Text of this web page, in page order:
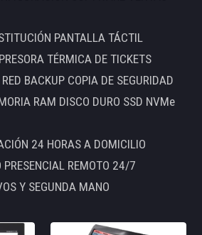
PANTALLA TÁCTIL
TÉRMICA DE TICKETS
BACKUP COPIA DE SEGURIDAD
RAM DISCO DURO SSD NVMe
24 HORAS A DOMICILIO
REMOTO 24/7
Y SEGUNDA MANO